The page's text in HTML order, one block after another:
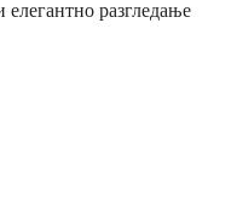
разгледање